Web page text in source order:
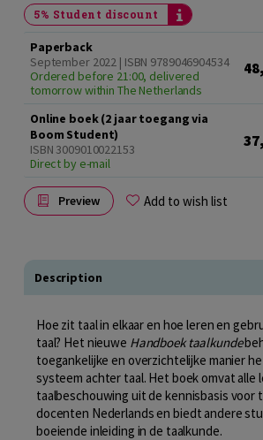
5% Student discount
Paperback
September 2022 | ISBN 9789046904534
Ordered before 21:00, delivered
tomorrow within The Netherlands
Online boek (2 jaar toegang via
Boom Student)
ISBN 3009010022153
Direct by e-mail
Preview Add to wish list
Description
Hoe zit taal in elkaar en hoe leren en
taal? Het nieuwe Handboek taalkunde
toegankelijke en overzichtelijke manier
systeem achter taal. Het boek omvat alle
taalbeschouwing uit de kennisbasis voor
docenten Nederlands en biedt andere
boeiende inleiding in de taalkunde.